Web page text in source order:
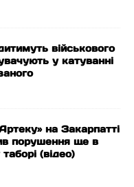
військового
у катуванні
на Закарпатті
порушення ще в
(відео)